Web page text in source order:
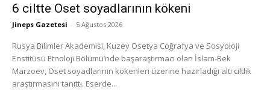
6 ciltte Oset soyadlarının kökeni
Jineps Gazetesi - 5 Ağustos 2026
Rusya Bilimler Akademisi, Kuzey Osetya Coğrafya ve Sosyoloji
Enstitüsü Etnoloji Bölümü’nde başaraştırmacı olan İslam-Bek
Marzoev, Oset soyadlarının kökenleri üzerine hazırladığı altı ciltlik
araştırmasını tanıttı. Eserde...